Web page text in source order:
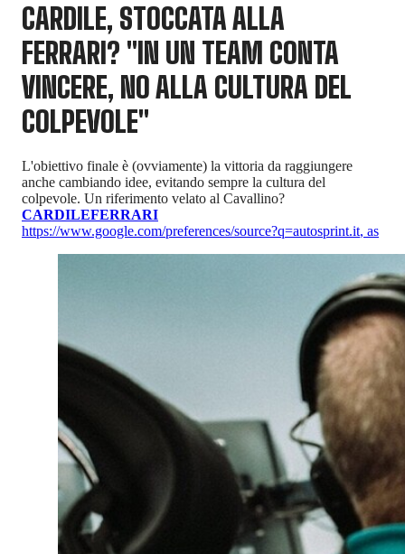
CARDILE, STOCCATA ALLA
FERRARI? "IN UN TEAM CONTA
VINCERE, NO ALLA CULTURA DEL
COLPEVOLE"
L'obiettivo finale è (ovviamente) la vittoria da raggiungere
anche cambiando idee, evitando sempre la cultura del
colpevole. Un riferimento velato al Cavallino?
CARDILEFERRARI
https://www.google.com/preferences/source?q=autosprint.it, as